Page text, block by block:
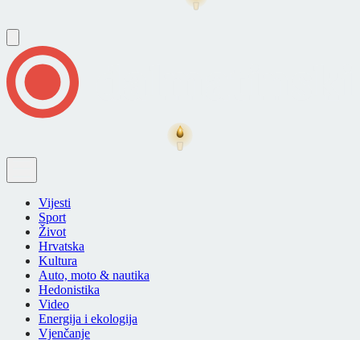
Vijesti
Sport
Život
Hrvatska
Kultura
Auto, moto & nautika
Hedonistika
Video
Energija i ekologija
Vjenčanje